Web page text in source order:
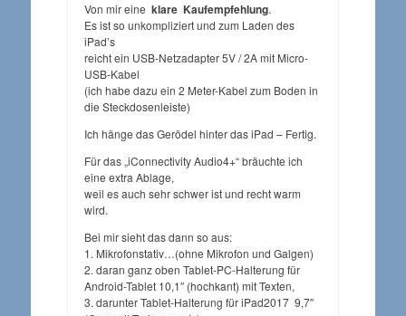
Von mir eine klare Kaufempfehlung.
Es ist so unkompliziert und zum Laden des
iPad’s
reicht ein USB-Netzadapter 5V / 2A mit Micro-
USB-Kabel
(ich habe dazu ein 2 Meter-Kabel zum Boden in
die Steckdosenleiste)
Ich hänge das Gerödel hinter das iPad – Fertig.
Für das „iConnectivity Audio4+“ bräuchte ich
eine extra Ablage,
weil es auch sehr schwer ist und recht warm
wird.
Bei mir sieht das dann so aus:
1. Mikrofonstativ…(ohne Mikrofon und Galgen)
2. daran ganz oben Tablet-PC-Halterung für
Android-Tablet 10,1″ (hochkant) mit Texten,
3. darunter Tablet-Halterung für iPad2017 9,7″